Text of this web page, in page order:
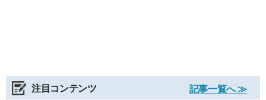
注目コンテンツ
記事一覧へ ≫